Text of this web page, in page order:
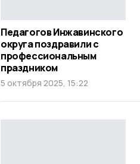
Педагогов Инжавинского
округа поздравили с
профессиональным
праздником
5 октября 2025, 15:22